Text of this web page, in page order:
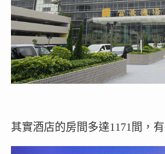
其實酒店的房間多達1171間，